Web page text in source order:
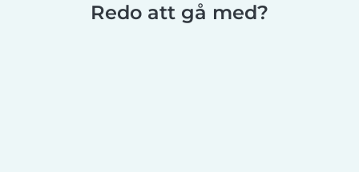
Redo att gå med?